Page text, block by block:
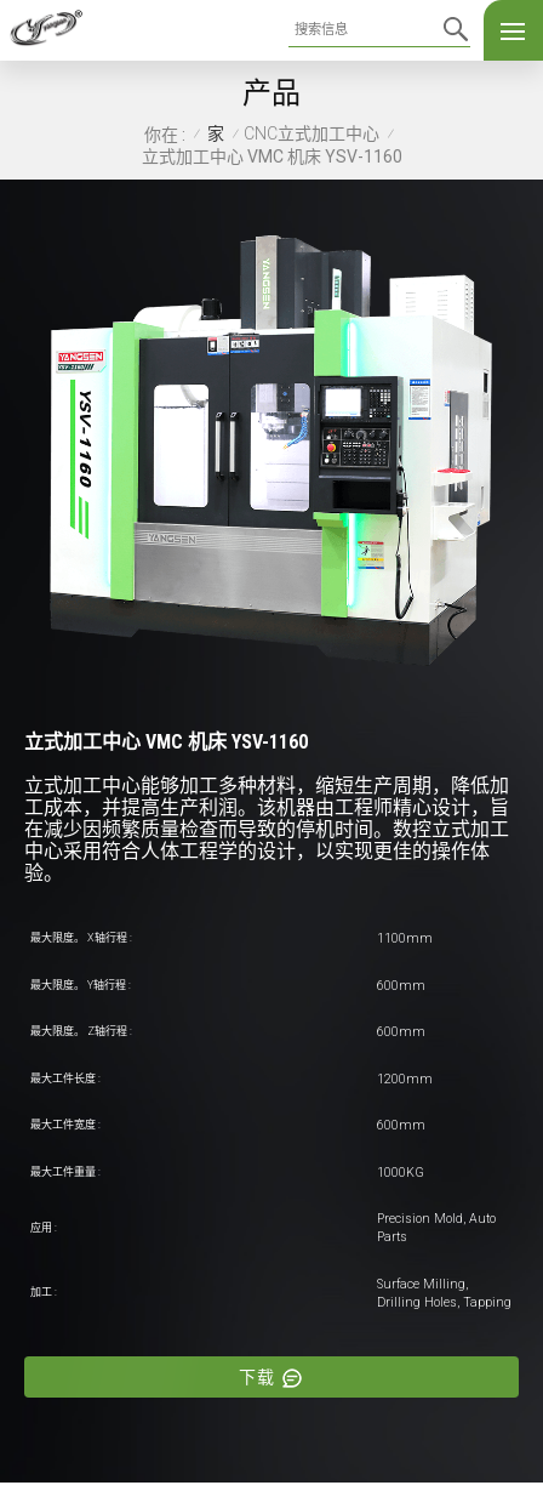
产品
你在 : / 家 / CNC立式加工中心 /
立式加工中心 VMC 机床 YSV-1160
立式加工中心 VMC 机床 YSV-1160
立式加工中心能够加工多种材料，缩短生产周期，降低加
工成本，并提高生产利润。该机器由工程师精心设计，旨
在减少因频繁质量检查而导致的停机时间。数控立式加工
中心采用符合人体工程学的设计，以实现更佳的操作体
验。
最大限度。 X轴行程 : 1100mm
最大限度。 Y轴行程 : 600mm
最大限度。 Z轴行程 : 600mm
最大工件长度 : 1200mm
最大工件宽度 : 600mm
最大工件重量 : 1000KG
应用 :
Precision Mold, Auto
Parts
加工 :
Surface Milling,
Drilling Holes, Tapping
下载